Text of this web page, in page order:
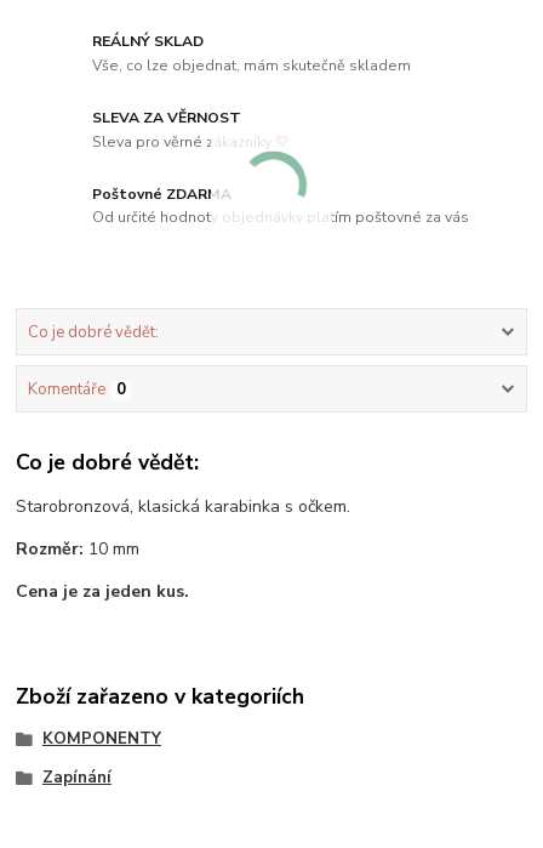
REÁLNÝ SKLAD
Vše, co lze objednat, mám skutečně skladem
SLEVA ZA VĚRNOST
Sleva pro věrné zákazníky 💛
Poštovné ZDARMA
Od určité hodnoty objednávky platím poštovné za vás
Co je dobré vědět:
Komentáře 0
Co je dobré vědět:
Starobronzová, klasická karabinka s očkem.
Rozměr: 10 mm
Cena je za jeden kus.
Zboží zařazeno v kategoriích
KOMPONENTY
Zapínání